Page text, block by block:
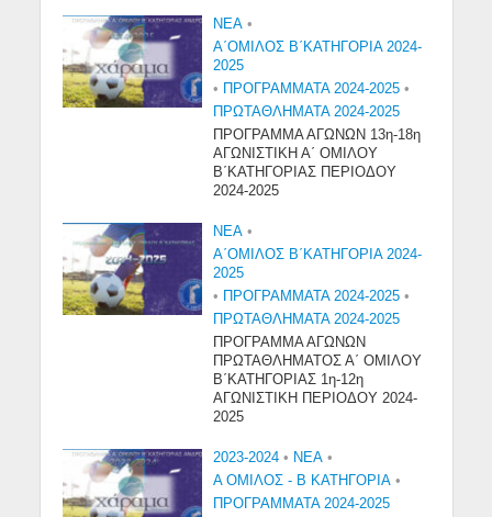
NEA •
Α΄ΟΜΙΛΟΣ Β΄ΚΑΤΗΓΟΡΙΑ 2024-
2025
• ΠΡΟΓΡΑΜΜΑΤΑ 2024-2025 •
ΠΡΩΤΑΘΛΗΜΑΤΑ 2024-2025
ΠΡΟΓΡΑΜΜΑ ΑΓΩΝΩΝ 13η-18η
ΑΓΩΝΙΣΤΙΚΗ Α΄ ΟΜΙΛΟΥ
Β΄ΚΑΤΗΓΟΡΙΑΣ ΠΕΡΙΟΔΟΥ
2024-2025
NEA •
Α΄ΟΜΙΛΟΣ Β΄ΚΑΤΗΓΟΡΙΑ 2024-
2025
• ΠΡΟΓΡΑΜΜΑΤΑ 2024-2025 •
ΠΡΩΤΑΘΛΗΜΑΤΑ 2024-2025
ΠΡΟΓΡΑΜΜΑ ΑΓΩΝΩΝ
ΠΡΩΤΑΘΛΗΜΑΤΟΣ Α΄ ΟΜΙΛΟΥ
Β΄ΚΑΤΗΓΟΡΙΑΣ 1η-12η
ΑΓΩΝΙΣΤΙΚΗ ΠΕΡΙΟΔΟΥ 2024-
2025
2023-2024 • NEA •
Α ΟΜΙΛΟΣ - Β ΚΑΤΗΓΟΡΙΑ •
ΠΡΟΓΡΑΜΜΑΤΑ 2024-2025